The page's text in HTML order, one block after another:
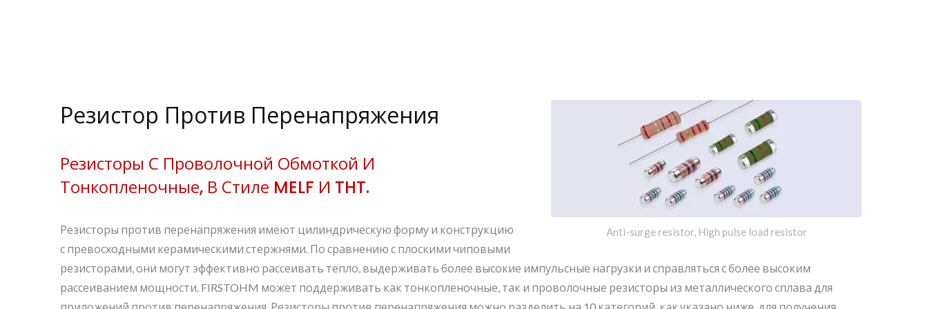
Anti-surge resistor, High pulse load resistor
Резистор Против Перенапряжения
Резисторы С Проволочной Обмоткой И
Тонкопленочные, В Стиле MELF И THT.
Резисторы против перенапряжения имеют цилиндрическую форму и конструкцию
с превосходными керамическими стержнями. По сравнению с плоскими чиповыми
резисторами, они могут эффективно рассеивать тепло, выдерживать более высокие импульсные нагрузки и справляться с более высоким
рассеиванием мощности. FIRSTOHM может поддерживать как тонкопленочные, так и проволочные резисторы из металлического сплава для